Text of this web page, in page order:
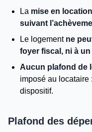
La mise en
suivant
Le logement ne
foyer fiscal, ni à
Aucun plafond de
imposé au locataire
dispositif.
Plafond des